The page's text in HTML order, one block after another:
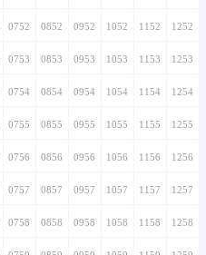
0752 0852 0952 1052 1152 1252
0753 0853 0953 1053 1153 1253
0754 0854 0954 1054 1154 1254
0755 0855 0955 1055 1155 1255
0756 0856 0956 1056 1156 1256
0757 0857 0957 1057 1157 1257
0758 0858 0958 1058 1158 1258